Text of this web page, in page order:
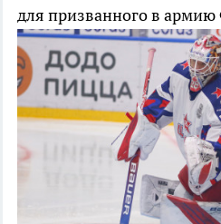
для призванного в армию